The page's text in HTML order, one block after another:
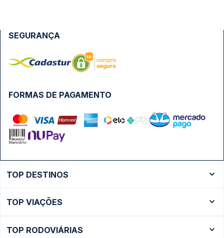
FORMAS DE PAGAMENTO
SEGURANÇA
TOP DESTINOS
Ônibus São Paulo
TOP VIAÇÕES
TOP RODOVIÁRIAS